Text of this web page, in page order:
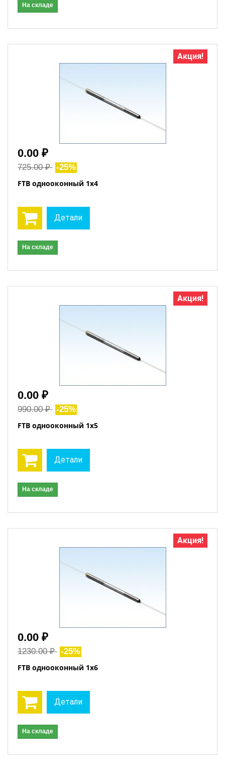
На складе
Акция!
0.00 ₽
725.00 ₽ -25%
FTB однооконный 1x4
Детали
На складе
Акция!
0.00 ₽
990.00 ₽ -25%
FTB однооконный 1x5
Детали
На складе
Акция!
0.00 ₽
1230.00 ₽ -25%
FTB однооконный 1x6
Детали
На складе